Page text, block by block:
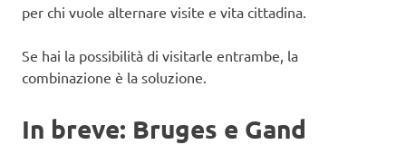
per chi vuole alternare visite e vita cittadina.
Se hai la possibilità di visitarle entrambe, la
combinazione è la soluzione.
In breve: Bruges e Gand